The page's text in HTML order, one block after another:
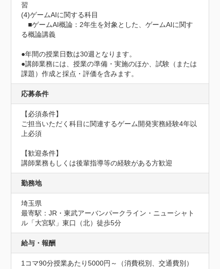
習
(4)ゲームAIに関する科目
■ゲームAI概論：2年生を対象とした、ゲームAIに関す
る概論講義
●年間の授業日数は30週となります。
●講師業務には、授業の準備・実施のほか、試験（または
課題）作成と採点・評価を含みます。
応募条件
【必須条件】
ご担当いただく科目に関連するゲーム開発実務経験4年以
上必須
【歓迎条件】
講師業務もしくは後輩指導等の経験がある方歓迎
勤務地
埼玉県
最寄駅：JR・東武アーバンパークライン・ニューシャト
ル「大宮駅」東口（北）徒歩5分
給与・報酬
1コマ90分授業あたり5000円～（消費税別、交通費別）